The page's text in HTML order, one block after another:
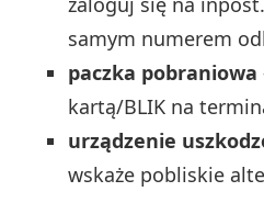
samym numerem
paczka pobraniowa
kartą/BLIK na
urządzenie
wskaże pobliskie